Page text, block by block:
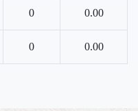
0 0.00
0 0.00